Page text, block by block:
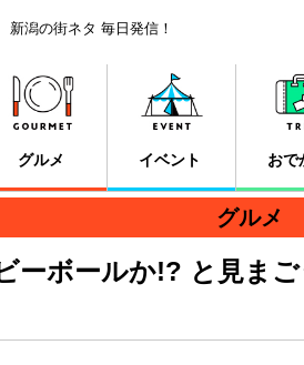
新潟の街ネタ 毎日発信！
グルメ イベント おで
グルメ
ーボールか!? と見ま